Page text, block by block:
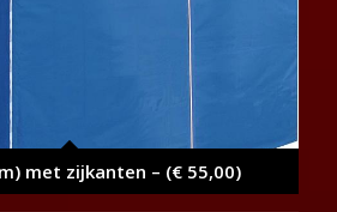
met zijkanten – (€ 55,00)